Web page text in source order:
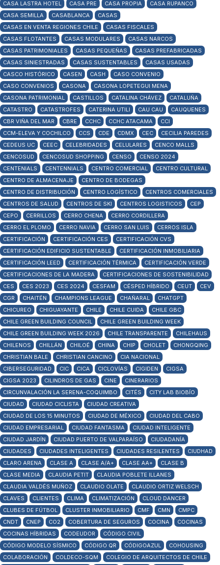
CASA LASTRA HOTEL CASA PRE CASA PROPIA
CASA RUPANCO
CASA SEMILLA
CASABLANCA
CASAS
CASAS EN VENTA REGIONES CHILE
CASAS FISCALES
CASAS FLOTANTES
CASAS MODULARES
CASAS NARCOS
CASAS PATRIMONIALES
CASAS PEQUEÑAS
CASAS PREFABRICADAS
CASAS SINIESTRADAS
CASAS SUSTENTABLES
CASAS USADAS
CASCO HISTÓRICO
CASEN CASH
CASO CONVENIO
CASO CONVENIOS
CASONA
CASONA LOPETEGUI MENA
CASONA PATRIMONIAL
CASTILLOS CATALINA CHÁVEZ
CATALUÑA
CATASTRO
CATASTROFES CATERINA UTILI CAU CAU
CAUQUENES
CBR VIÑA DEL MAR
CBRE CCHC CCHC ATACAMA
CCI
CCM-ELEVA Y COCHILCO
CCS CDE CDMX CEC
CECILIA PAREDES
CEDEUS UC
CEEC CELEBRIDADES CELULARES
CENCO MALLS
CENCOSUD
CENCOSUD SHOPPING CENSO
CENSO 2024
CENTENIALS
CENTENNIALS CENTRO COMERCIAL
CENTRO CULTURAL
CENTRO DE ALMACENAJE
CENTRO DE BODEGAS
CENTRO DE DISTRIBUCIÓN
CENTRO LOGÍSTICO
CENTROS COMERCIALES
CENTROS DE SALUD
CENTROS DE SKI CENTROS LOGISTICOS
CEP
CEPO
CERRILLOS CERRO CHENA
CERRO CORDILLERA
CERRO EL PLOMO
CERRO NAVIA CERRO SAN LUIS
CERROS ISLA
CERTIFICACIÓN
CERTIFICACIÓN CES
CERTIFICACIÓN CVS
CERTIFICACIÓN EDIFICIO SUSTENTABLE
CERTIFICACIÓN INMOBILIARIA
CERTIFICACIÓN LEED
CERTIFICACIÓN TÉRMICA
CERTIFICACIÓN VERDE
CERTIFICACIONES DE LA MADERA
CERTIFICACIONES DE SOSTENIBILIDAD
CES
CES 2023 CES 2024 CESFAM CÉSPED HÍBRIDO CEUT
CEV
CGR
CHAITÉN CHAMPIONS LEAGUE CHAÑARAL
CHATGPT
CHICUREO
CHIGUAYANTE CHILE CHILE CUIDA
CHILE GBC
CHILE GREEN BUILDING COUNCIL
CHILE GREEN BUILDING WEEK
CHILE GREEN BUILDING WEEK 2026
CHILE TRANSPARENTE
CHILEHAUS
CHILENOS
CHILLÁN CHILOÉ CHINA CHIP CHOLET
CHONGQING
CHRISTIAN BALE
CHRISTIAN CANCINO
CIA NACIONAL
CIBERSEGURIDAD
CIC CICA CICLOVÍAS CIGIDEN
CIGSA
CIGSA 2023
CILINDROS DE GAS CINE
CINERARIOS
CIRCUNVALACIÓN LA SERENA-COQUIMBO
CITÉS
CITY LAB BIOBÍO
CIUDAD
CIUDAD CICLISTA
CIUDAD CREATIVA
CIUDAD DE LOS 15 MINUTOS
CIUDAD DE MÉXICO
CIUDAD DEL CABO
CIUDAD EMPRESARIAL
CIUDAD FANTASMA
CIUDAD INTELIGENTE
CIUDAD JARDÍN
CIUDAD PUERTO DE VALPARAÍSO
CIUDADANÍA
CIUDADES
CIUDADES INTELIGENTES CIUDADES RESILENTES
CIUDHAD
CLARO ARENA
CLASE A CLASE A/A+ CLASE AA+
CLASE B
CLASE MEDIA
CLAUDIA PETIT
CLAUDIA POBLETE ILLANES
CLAUDIA VALDÉS MUÑOZ
CLAUDIO OLATE
CLAUDIO ORTIZ WELSCH
CLAVES
CLIENTES CLIMA CLIMATIZACIÓN
CLOUD DANCER
CLUBES DE FÚTBOL
CLUSTER INMOBILIARIO CMF CMN
CMPC
CNDT
CNEP CO2 COBERTURA DE SEGUROS COCINA
COCINAS
COCINAS HÍBRIDAS
CODEUDOR
CÓDIGO CIVIL
CÓDIGO MODELO SÍSMICO
CÓDIGO QR CÓDIGOAZUL
COHOUSING
COLABORACIÓN
COLDECO-SQM
COLEGIO DE ARQUITECTOS DE CHILE